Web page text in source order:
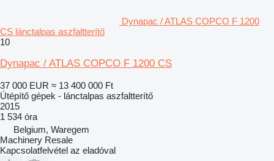
Dynapac / ATLAS COPCO F 1200
CS lánctalpas aszfaltterítő
10
Dynapac / ATLAS COPCO F 1200 CS
37 000 EUR ≈ 13 400 000 Ft
Útépítő gépek - lánctalpas aszfaltterítő
2015
1 534 óra
Belgium, Waregem
Machinery Resale
Kapcsolatfelvétel az eladóval